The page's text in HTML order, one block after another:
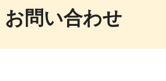
お問い合わせ